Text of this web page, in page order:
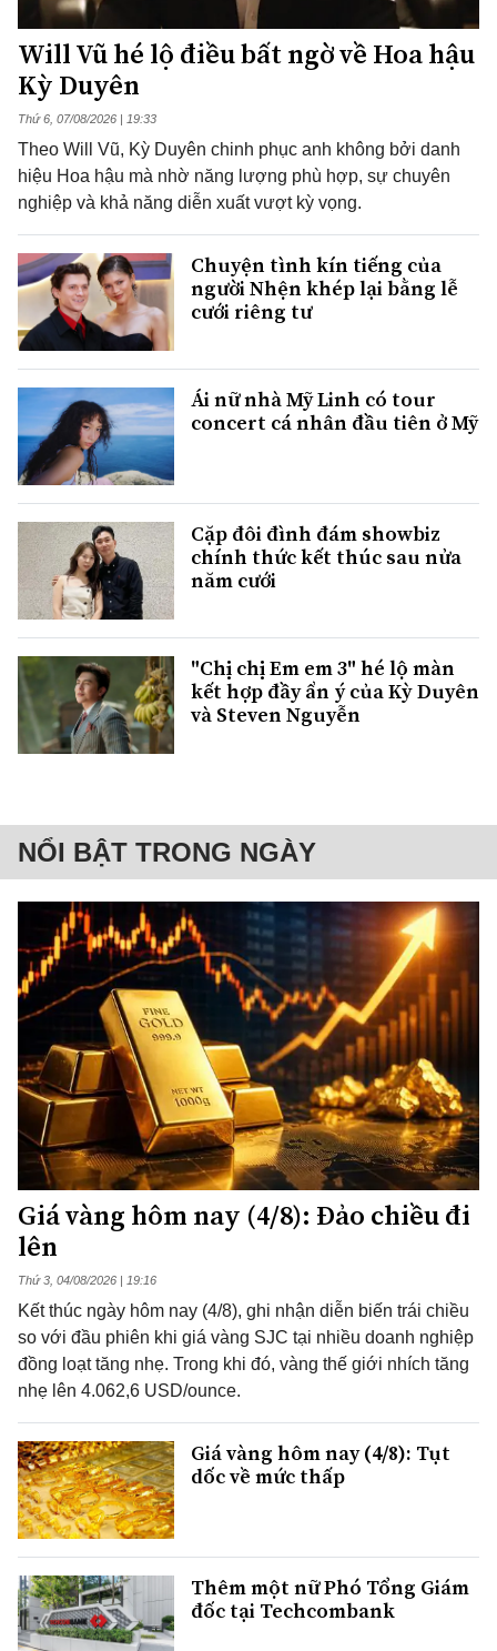
Will Vũ hé lộ điều bất ngờ về Hoa hậu
Kỳ Duyên
Thứ 6, 07/08/2026 | 19:33
Theo Will Vũ, Kỳ Duyên chinh phục anh không bởi danh
hiệu Hoa hậu mà nhờ năng lượng phù hợp, sự chuyên
nghiệp và khả năng diễn xuất vượt kỳ vọng.
Chuyện tình kín tiếng của
người Nhện khép lại bằng lễ
cưới riêng tư
Ái nữ nhà Mỹ Linh có tour
concert cá nhân đầu tiên ở Mỹ
Cặp đôi đình đám showbiz
chính thức kết thúc sau nửa
năm cưới
"Chị chị Em em 3" hé lộ màn
kết hợp đầy ẩn ý của Kỳ Duyên
và Steven Nguyễn
NỔI BẬT TRONG NGÀY
Giá vàng hôm nay (4/8): Đảo chiều đi
lên
Thứ 3, 04/08/2026 | 19:16
Kết thúc ngày hôm nay (4/8), ghi nhận diễn biến trái chiều
so với đầu phiên khi giá vàng SJC tại nhiều doanh nghiệp
đồng loạt tăng nhẹ. Trong khi đó, vàng thế giới nhích tăng
nhẹ lên 4.062,6 USD/ounce.
Giá vàng hôm nay (4/8): Tụt
dốc về mức thấp
Thêm một nữ Phó Tổng Giám
đốc tại Techcombank